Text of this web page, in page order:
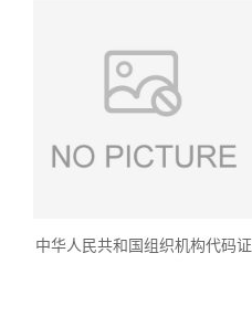
中华人民共和国组织机构代码证